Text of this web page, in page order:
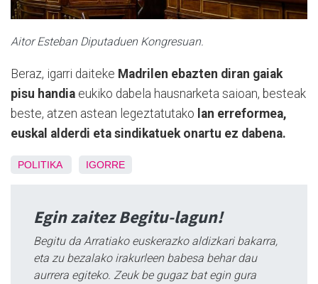
Aitor Esteban Diputaduen Kongresuan.
Beraz, igarri daiteke Madrilen ebazten diran gaiak
pisu handia eukiko dabela hausnarketa saioan, besteak
beste, atzen astean legeztatutako lan erreformea,
euskal alderdi eta sindikatuek onartu ez dabena.
POLITIKA IGORRE
Egin zaitez Begitu-lagun!
Begitu da Arratiako euskerazko aldizkari bakarra,
eta zu bezalako irakurleen babesa behar dau
aurrera egiteko. Zeuk be gugaz bat egin gura